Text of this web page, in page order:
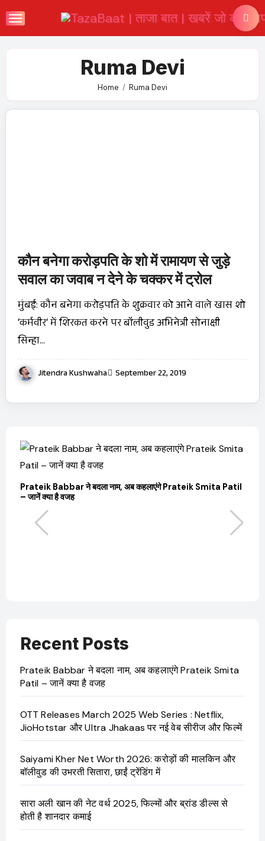
to
Ruma Devi
Home Ruma Devi
कौन बनेगा करोड़पति के शो में रामायण से जुड़े
सवाल का जवाब न देने के चक्‍कर में ट्रोल
मुंबई: कौन बनेगा करोड़पति के शुक्रवार को आने वाले खास शो
‘कर्मवीर‘ में शिरकत करने पर बॉलीवुड अभिनेत्री सोनाक्षी
सिन्हा…
Jitendra Kushwaha September 22, 2019
Prateik Babbar ने बदला नाम, अब कहलाएंगे Prateik Smita Patil
– जानें क्या है वजह
Recent Posts
Prateik Babbar ने बदला नाम, अब कहलाएंगे Prateik Smita
Patil – जानें क्या है वजह
OTT Releases March 2025 Web Series : Netflix,
JioHotstar और Ultra Jhakaas पर नई वेब सीरीज और फिल्में
Saiyami Kher Net Worth 2026: करोड़ों की मालकिन और
बॉलीवुड की उभरती सितारा, छाईं ट्रेंडिंग में
सारा अली खान की नेट वर्थ 2025, फिल्मों और ब्रांड डील्स से
होती है शानदार कमाई